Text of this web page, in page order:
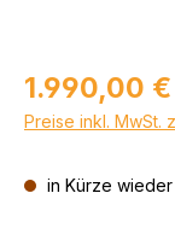
Regulärer Preis:
1.990,00 €
Preise inkl. MwSt.
in Kürze